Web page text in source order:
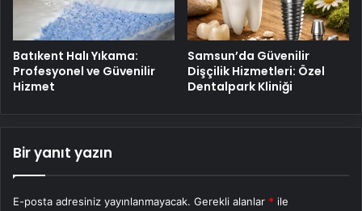
Batıkent Halı Yıkama:
Profesyonel ve Güvenilir
Hizmet
Samsun’da Güvenilir
Dişçilik Hizmetleri: Özel
Dentalpark Kliniği
Bir yanıt yazın
E-posta adresiniz yayınlanmayacak. Gerekli alanlar * ile